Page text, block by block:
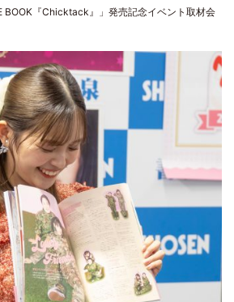
BOOK『Chicktack』」発売記念イベント取材会